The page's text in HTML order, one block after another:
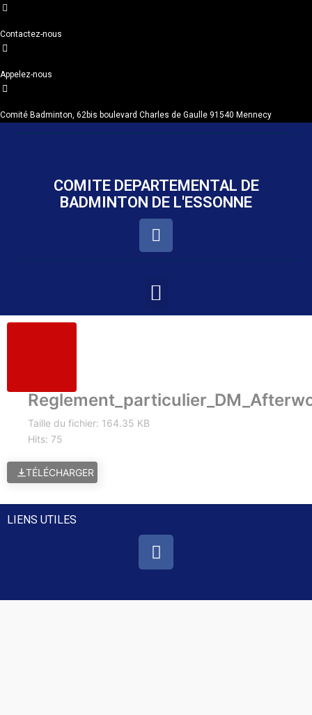
Contactez-nous
Appelez-nous
Comité Badminton, 62bis boulevard Charles de Gaulle 91540 Mennecy
COMITE DEPARTEMENTAL DE
BADMINTON DE L'ESSONNE
Taille du fichier: 164.35 KB
Hits: 75
TÉLÉCHARGER
LIENS UTILES